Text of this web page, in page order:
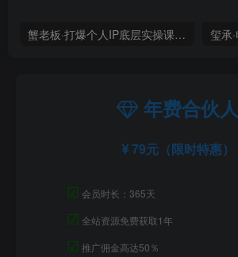
蟹老板·打爆个人IP底层实操课，教你成熟专业的打造IP技能，全方位带你做成一个能商业化IP
年费合伙人
79元（限时特惠）
☑ 会员时长：365天
☑ 全站资源免费获取1年
☑ 推广佣金高达50％